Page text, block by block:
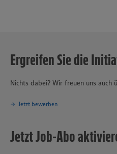
Ergreifen Sie die
Nichts dabei? Wir freuen uns
Jetzt bewerben
Jetzt Job-Abo